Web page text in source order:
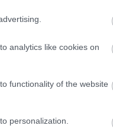
analytics like cookies on
functionality of the website
personalization.
minősítik,
erőszakos